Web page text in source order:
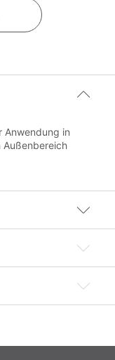
in
Außenbereich